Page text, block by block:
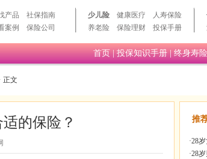
产品
社保指南
案例 保险公司
少儿险 健康医疗
人寿保险
养老险
保险理财 投保手册
首页|投保知识手册|终身寿险
正文
的保险？ 推
·28
·28